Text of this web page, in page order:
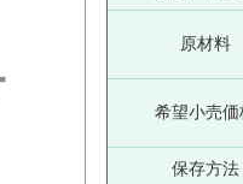
原材料
希望小売価
保存方法